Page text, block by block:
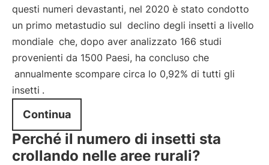
questi numeri devastanti, nel 2020 è stato condotto
un primo metastudio sul declino degli insetti a livello
mondiale che, dopo aver analizzato 166 studi
provenienti da 1500 Paesi, ha concluso che
annualmente scompare circa lo 0,92% di tutti gli
insetti .
Continua
Perché il numero di insetti sta
crollando nelle aree rurali?